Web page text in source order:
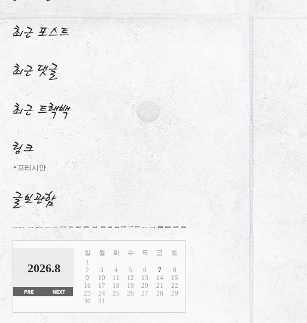
프레시안.
2026.8
일 월 화 수 목 금
토
1
2
3 4 5 6 7
8
9
10 11 12 13 14
15
16
17 18 19 20 21
22
23
24 25 26 27 28
29
30
31